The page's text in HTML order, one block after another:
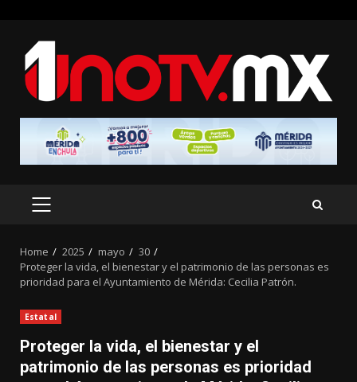
content
PRIMARY
Home 2025 mayo
30
Proteger la vida, el bienestar y el patrimonio de las personas es
prioridad para el Ayuntamiento de Mérida: Cecilia Patrón.
Estatal
Proteger la vida, el bienestar y el
patrimonio de las personas es prioridad